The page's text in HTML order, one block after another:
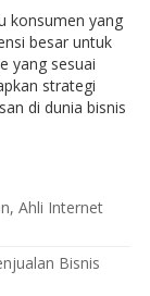
konsumen yang
besar untuk
yang sesuai
strategi
di dunia bisnis
Ahli Internet
Bisnis